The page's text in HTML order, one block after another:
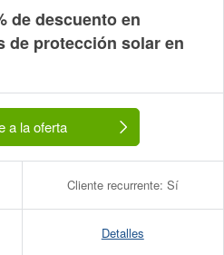
de descuento en
de protección solar en
a la oferta
Cliente recurrente: Sí
Detalles